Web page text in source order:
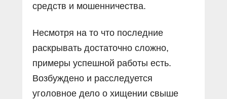
средств и мошенничества.
Несмотря на то что последние
раскрывать достаточно сложно,
примеры успешной работы есть.
Возбуждено и расследуется
уголовное дело о хищении свыше